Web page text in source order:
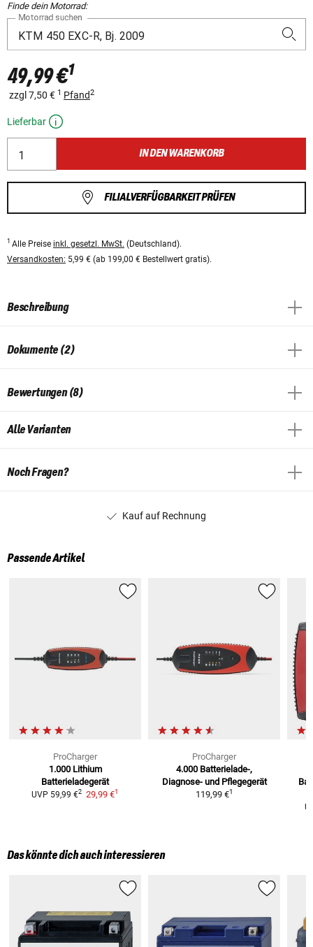
Finde dein Motorrad:
Motorrad suchen
49,99 €1
zzgl 7,50 € 1 Pfand2
Lieferbar
IN DEN WARENKORB
FILIALVERFÜGBARKEIT PRÜFEN
1 Alle Preise inkl. gesetzl. MwSt. (Deutschland).
Versandkosten: 5,99 € (ab 199,00 € Bestellwert gratis).
Beschreibung
Dokumente (2)
Bewertungen (8)
Alle Varianten
Noch Fragen?
Kauf auf Rechnung
Passende Artikel
ProCharger
1.000 Lithium
Batterieladegerät
UVP 59,99 €2 29,99 €1
ProCharger
4.000 Batterielade-,
Diagnose- und Pflegegerät
119,99 €1
Das könnte dich auch interessieren